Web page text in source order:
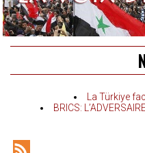
La Türkiye
BRICS: